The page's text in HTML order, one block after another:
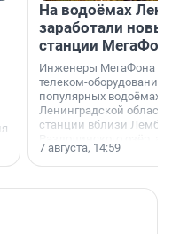
На водоёмах
заработали
станции
Инженеры МегаФона
телеком-оборудование
популярных водоёмах
Ленинградской
станции вблизи
недалеко от Большого
водопада.
7 августа, 14:59